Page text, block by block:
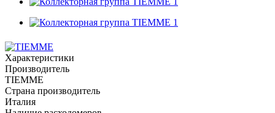
Характеристики
Производитель
TIEMME
Страна производитель
Италия